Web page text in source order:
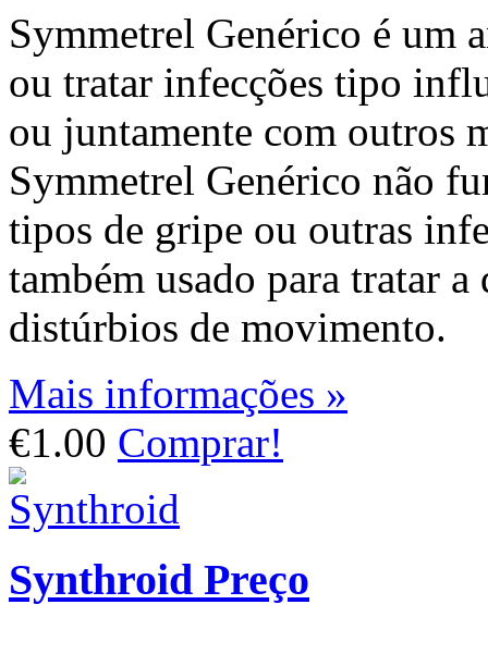
Symmetrel Genérico é um
ou tratar infecções tipo
ou juntamente com outros
Symmetrel Genérico não
tipos de gripe ou outras
também usado para tratar
distúrbios de movimento.
Mais informações »
€1.00 Comprar!
Synthroid Preço